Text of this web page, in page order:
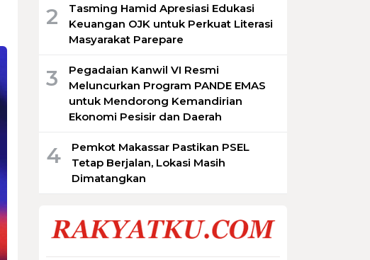
2
Tasming Hamid Apresiasi Edukasi
Keuangan OJK untuk Perkuat Literasi
Masyarakat Parepare
3
Pegadaian Kanwil VI Resmi
Meluncurkan Program PANDE EMAS
untuk Mendorong Kemandirian
Ekonomi Pesisir dan Daerah
4
Pemkot Makassar Pastikan PSEL
Tetap Berjalan, Lokasi Masih
Dimatangkan
5
Laboratorium Latih Calon Wirausaha